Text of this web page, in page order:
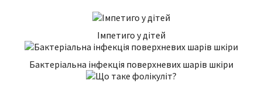
Імпетиго у дітей
Бактеріальна інфекція поверхневих шарів шкіри